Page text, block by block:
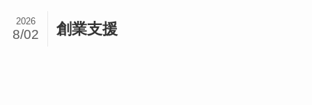
創業支援
2026
8/02